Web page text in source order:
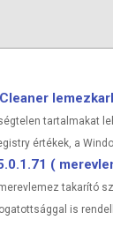
tartalmakat
értékek, a
(
takarító
is